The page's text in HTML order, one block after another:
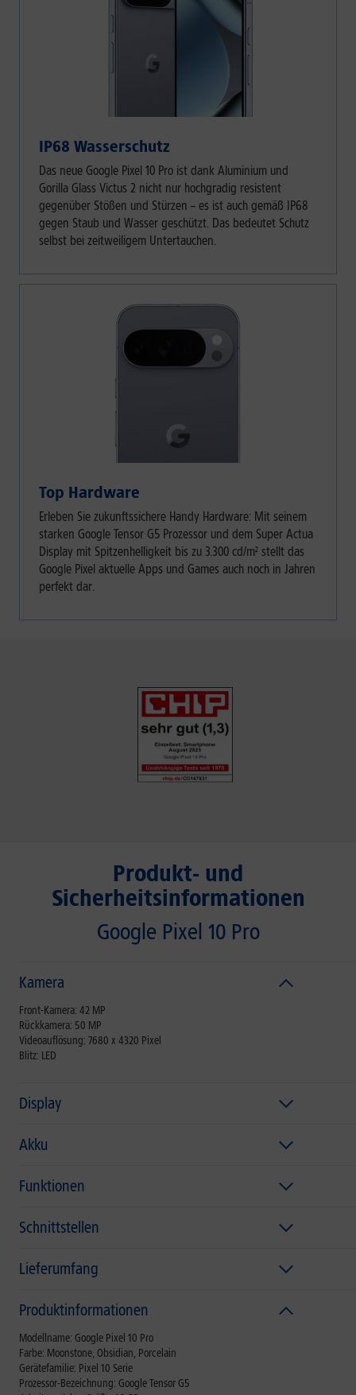
IP68 Wasserschutz
Das neue Google Pixel 10 Pro ist dank Aluminium und
Gorilla Glass Victus 2 nicht nur hochgradig resistent
gegenüber Stößen und Stürzen – es ist auch gemäß IP68
gegen Staub und Wasser geschützt. Das bedeutet Schutz
selbst bei zeitweiligem Untertauchen.
Top Hardware
Erleben Sie zukunftssichere Handy Hardware: Mit seinem
starken Google Tensor G5 Prozessor und dem Super Actua
Display mit Spitzenhelligkeit bis zu 3.300 cd/m² stellt das
Google Pixel aktuelle Apps und Games auch noch in Jahren
perfekt dar.
Produkt- und
Sicherheitsinformationen
Google Pixel 10 Pro
Kamera
Front-Kamera: 42 MP
Rückkamera: 50 MP
Videoauflösung: 7680 x 4320 Pixel
Blitz: LED
Display
Akku
Funktionen
Schnittstellen
Lieferumfang
Produktinformationen
Modellname: Google Pixel 10 Pro
Farbe: Moonstone, Obsidian, Porcelain
Gerätefamilie: Pixel 10 Serie
Prozessor-Bezeichnung: Google Tensor G5